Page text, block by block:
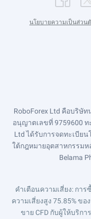
นโยบายความเป็นส่วน
RoboForex Ltd คือบริษั
อนุญาตเลขที่ 9759600 ท
Ltd ได้รับการจดทะเบียน
ใต้กฎหมายอุตสาหกรรมห
Belama
คำเตือนความเสี่ยง: การ
ความเสี่ยงสูง 75.85% ข
ขาย CFD กับผู้ให้บริก